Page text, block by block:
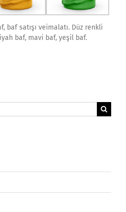
baf satışı veimalatı. Düz renkli
baf, mavi baf, yeşil baf.